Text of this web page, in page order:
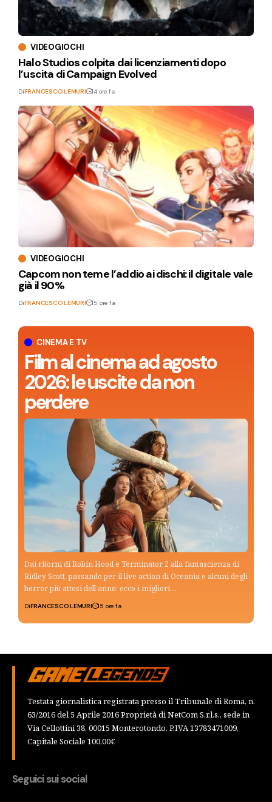
CINEMA E TV
Film al cinema ad agosto
2026: le uscite da non
perdere
Dai ritorni di Robin Hood e Terminator 2 alla fantascienza di
Ridley Scott, passando per il live action di Oceania e alcuni degli
horror più attesi dell’anno: ecco i migliori…
DiFRANCESCO LEMURI 15 ore fa
VIDEOGIOCHI
Halo Studios colpita dai licenziamenti dopo
l’uscita di Campaign Evolved
DiFRANCESCO LEMURI 14 ore fa
VIDEOGIOCHI
Capcom non teme l’addio ai dischi: il digitale vale
già il 90%
DiFRANCESCO LEMURI 15 ore fa
Testata giornalistica registrata presso il Tribunale di Roma, n.
63/2016 del 5 Aprile 2016 Proprietà di NetCom S.r.l.s., sede in
Via Cellottini 38, 00015 Monterotondo, P.IVA 13783471009,
Capitale Sociale 100,00€
Seguici sui social